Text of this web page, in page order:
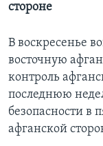
стороне
В воскресенье
восточную
контроль
последнюю
безопасности в
афганской